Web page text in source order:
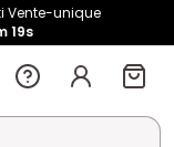
Vente-unique
18s